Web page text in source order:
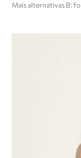
Mais alternativas B: